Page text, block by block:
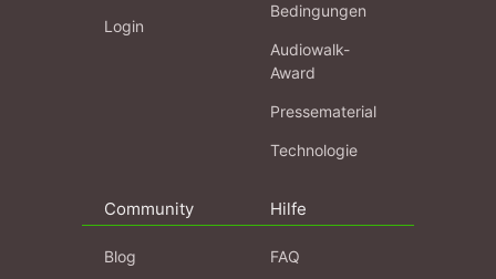
Login
Bedingungen
Audiowalk-
Award
Pressematerial
Technologie
Community
Blog
Hilfe
FAQ